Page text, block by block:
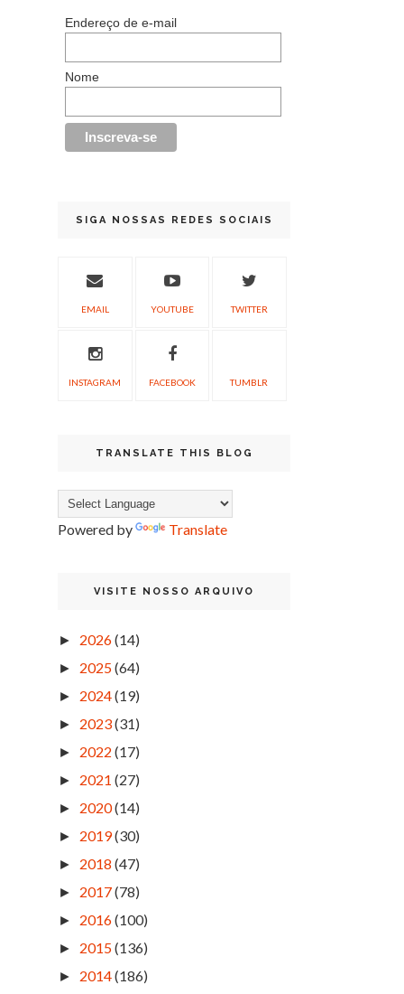
Endereço de e-mail
Nome
SIGA NOSSAS REDES SOCIAIS
EMAIL YOUTUBE TWITTER
INSTAGRAM FACEBOOK TUMBLR
TRANSLATE THIS BLOG
Powered by Translate
VISITE NOSSO ARQUIVO
► 2026(14)
► 2025(64)
► 2024(19)
► 2023(31)
► 2022 (17)
► 2021 (27)
► 2020(14)
► 2019(30)
► 2018 (47)
► 2017(78)
► 2016(100)
► 2015(136)
► 2014(186)